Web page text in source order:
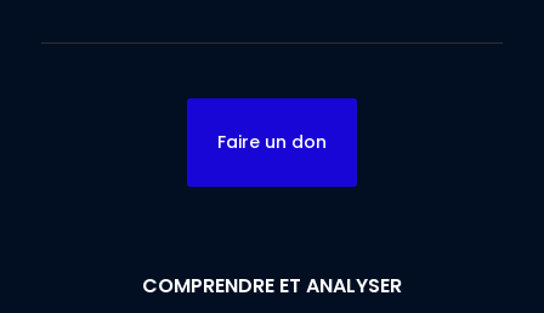
Faire un don
COMPRENDRE ET ANALYSER